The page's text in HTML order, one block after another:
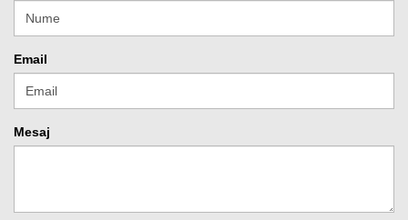
Email
Mesaj